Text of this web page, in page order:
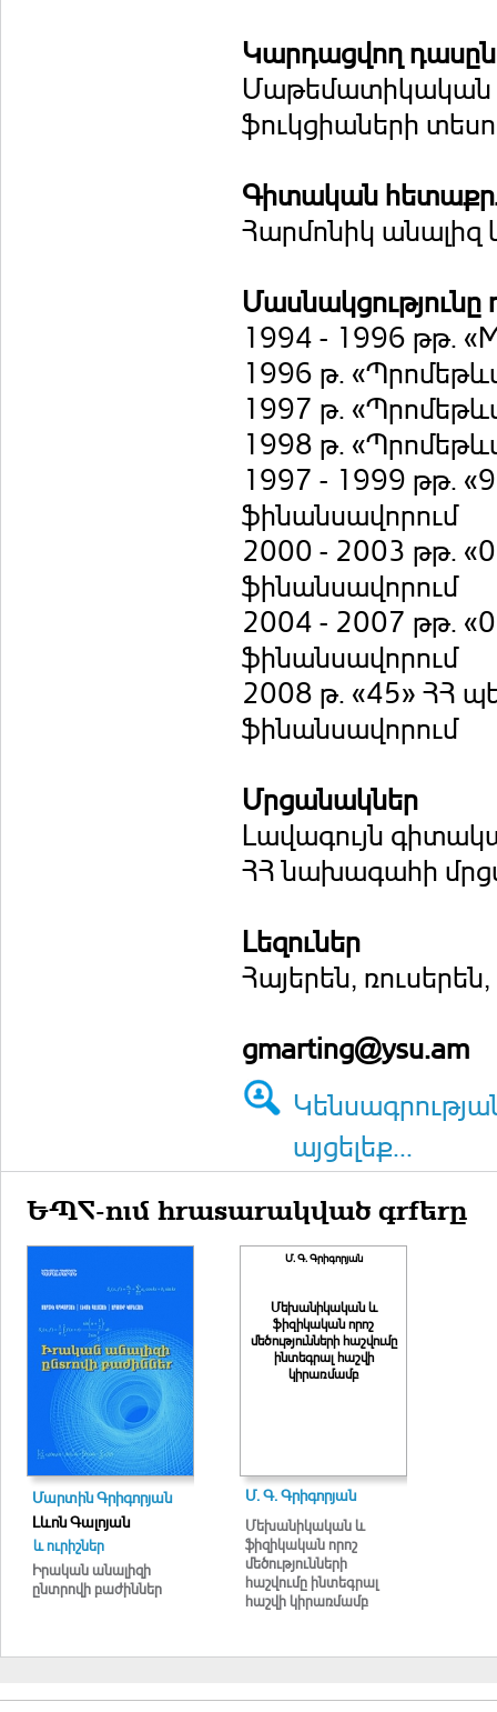
Կարդացվող
Մաթեմատիկական
ֆուկցիաների
Գիտական
Հարմոնիկ անալիզ
Մասնակցությունը
1994 - 1996 թթ.
1996 թ.
1997 թ.
1998 թ.
1997 - 1999 թթ.
ֆինանսավորում
2000 - 2003 թթ.
ֆինանսավորում
2004 - 2007 թթ.
ֆինանսավորում
2008 թ. «45» ՀՀ
ֆինանսավորում
Մրցանակներ
Լավագույն
ՀՀ նախագահի
Լեզուներ
Հայերեն,
gmarting@ysu.am
այցելեք...
ԵՊՀ-ում հրատարակված գրքերը
Մարտին Գրիգորյան
Լևոն Գալոյան
և ուրիշներ
Իրական անալիզի
ընտրովի բաժիններ
Մ. Գ. Գրիգորյան
Մեխանիկական և
ֆիզիկական որոշ
մեծությունների հաշվումը
ինտեգրալ հաշվի
կիրառմամբ
Մ. Գ. Գրիգորյան
Մեխանիկական և
ֆիզիկական որոշ
մեծությունների
հաշվումը ինտեգրալ
հաշվի կիրառմամբ